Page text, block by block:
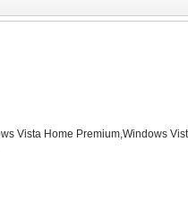
Vista Home Premium,Windows